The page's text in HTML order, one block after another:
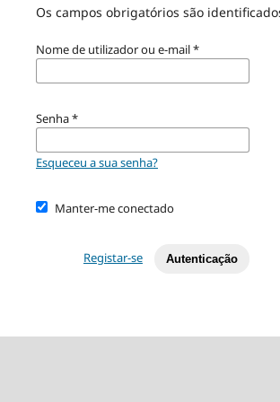
Os campos obrigatórios são
Nome de utilizador ou e-mail*
Senha*
Esqueceu a sua senha?
Manter-me conectado
Autenticação
Registar-se